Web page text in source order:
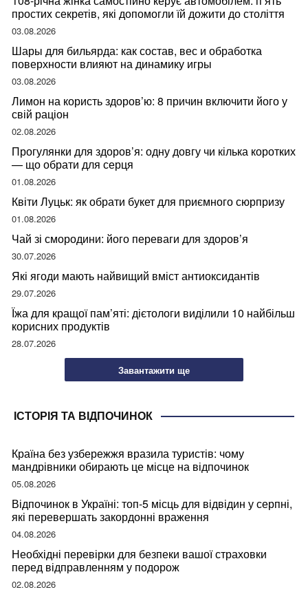
простих секретів, які допомогли їй дожити до століття
03.08.2026
Шары для бильярда: как состав, вес и обработка
поверхности влияют на динамику игры
03.08.2026
Лимон на користь здоров’ю: 8 причин включити його у
свій раціон
02.08.2026
Прогулянки для здоров’я: одну довгу чи кілька коротких
— що обрати для серця
01.08.2026
Квіти Луцьк: як обрати букет для приємного сюрпризу
01.08.2026
Чай зі смородини: його переваги для здоров’я
30.07.2026
Які ягоди мають найвищий вміст антиоксидантів
29.07.2026
Їжа для кращої пам’яті: дієтологи виділили 10 найбільш
корисних продуктів
28.07.2026
Завантажити ще
ІСТОРІЯ ТА ВІДПОЧИНОК
Країна без узбережжя вразила туристів: чому
мандрівники обирають це місце на відпочинок
05.08.2026
Відпочинок в Україні: топ-5 місць для відвідин у серпні,
які перевершать закордонні враження
04.08.2026
Необхідні перевірки для безпеки вашої страховки
перед відправленням у подорож
02.08.2026